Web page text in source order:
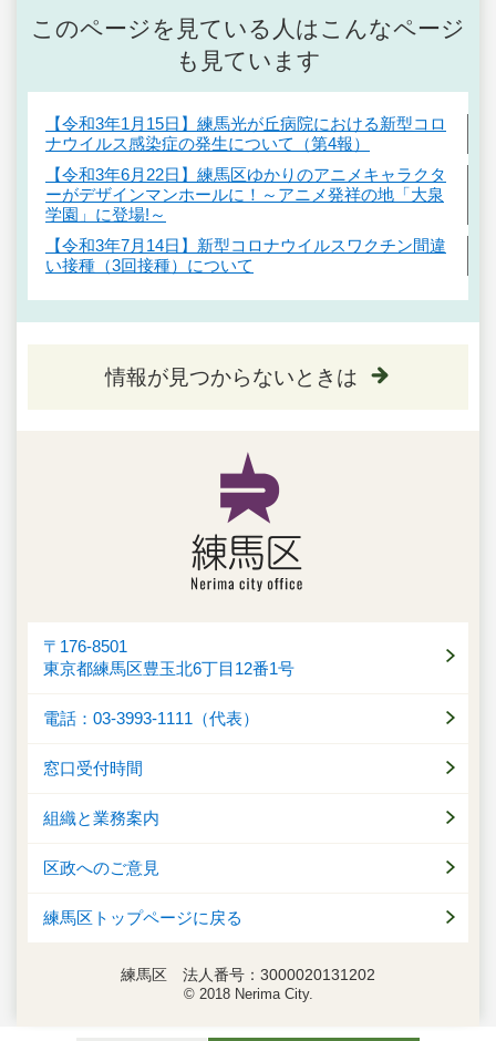
このページを見ている人はこんなページ
も見ています
【令和3年1月15日】練馬光が丘病院における新型コロ
ナウイルス感染症の発生について（第4報）
【令和3年6月22日】練馬区ゆかりのアニメキャラクタ
ーがデザインマンホールに！～アニメ発祥の地「大泉
学園」に登場!～
【令和3年7月14日】新型コロナウイルスワクチン間違
い接種（3回接種）について
情報が見つからないときは
〒176-8501
東京都練馬区豊玉北6丁目12番1号
電話：03-3993-1111（代表）
窓口受付時間
組織と業務案内
区政へのご意見
練馬区トップページに戻る
練馬区 法人番号：3000020131202
© 2018 Nerima City.